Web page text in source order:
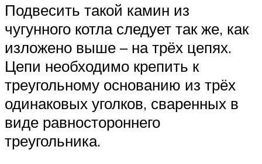
Подвесить такой камин из
чугунного котла следует так же, как
изложено выше – на трёх цепях.
Цепи необходимо крепить к
треугольному основанию из трёх
одинаковых уголков, сваренных в
виде равностороннего
треугольника.